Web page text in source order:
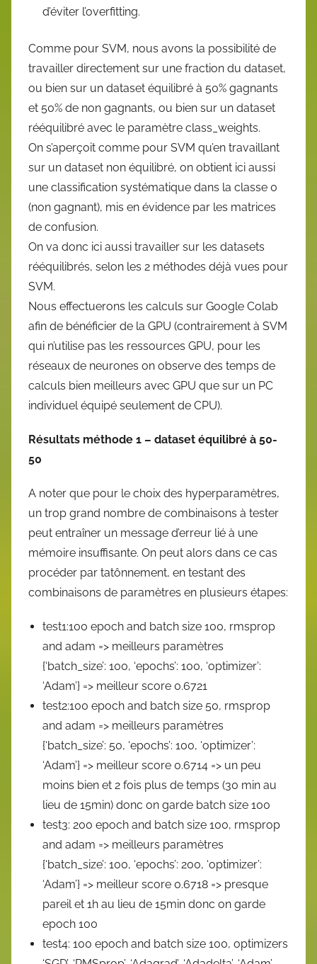
d’éviter l’overfitting.
Comme pour SVM, nous avons la possibilité de
travailler directement sur une fraction du dataset,
ou bien sur un dataset équilibré à 50% gagnants
et 50% de non gagnants, ou bien sur un dataset
rééquilibré avec le paramètre class_weights.
On s’aperçoit comme pour SVM qu’en travaillant
sur un dataset non équilibré, on obtient ici aussi
une classification systématique dans la classe 0
(non gagnant), mis en évidence par les matrices
de confusion.
On va donc ici aussi travailler sur les datasets
rééquilibrés, selon les 2 méthodes déjà vues pour
SVM.
Nous effectuerons les calculs sur Google Colab
afin de bénéficier de la GPU (contrairement à SVM
qui n’utilise pas les ressources GPU, pour les
réseaux de neurones on observe des temps de
calculs bien meilleurs avec GPU que sur un PC
individuel équipé seulement de CPU).
Résultats méthode 1 – dataset équilibré à 50-
50
A noter que pour le choix des hyperparamètres,
un trop grand nombre de combinaisons à tester
peut entraîner un message d’erreur lié à une
mémoire insuffisante. On peut alors dans ce cas
procéder par tatônnement, en testant des
combinaisons de paramètres en plusieurs étapes:
test1:100 epoch and batch size 100, rmsprop
and adam => meilleurs paramètres
{‘batch_size’: 100, ‘epochs’: 100, ‘optimizer’:
‘Adam’} => meilleur score 0.6721
test2:100 epoch and batch size 50, rmsprop
and adam => meilleurs paramètres
{‘batch_size’: 50, ‘epochs’: 100, ‘optimizer’:
‘Adam’} => meilleur score 0.6714 => un peu
moins bien et 2 fois plus de temps (30 min au
lieu de 15min) donc on garde batch size 100
test3: 200 epoch and batch size 100, rmsprop
and adam => meilleurs paramètres
{‘batch_size’: 100, ‘epochs’: 200, ‘optimizer’:
‘Adam’} => meilleur score 0.6718 => presque
pareil et 1h au lieu de 15min donc on garde
epoch 100
test4: 100 epoch and batch size 100, optimizers